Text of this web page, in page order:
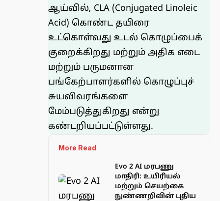
ஆய்வில், CLA (Conjugated Linoleic
Acid) கொண்ட தயிரை
உட்கொள்வது உடல் கொழுப்பைக்
குறைக்கிறது மற்றும் அதிக எடை
மற்றும் பருமனான
பங்கேற்பாளர்களில் கொழுப்புச்
சுயவிவரங்களை
மேம்படுத்துகிறது என்று
கண்டறியப்பட்டுள்ளது.
More Read
Evo 2 AI மரபணு
மாதிரி: உயிரியல்
மற்றும் செயற்கை
நுண்ணறிவின் புதிய